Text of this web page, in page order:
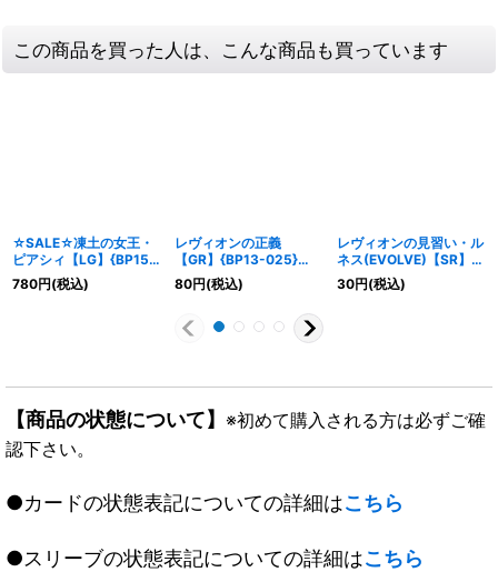
この商品を買った人は、こんな商品も買っています
☆SALE☆凍土の女王・
ピアシィ【LG】{BP15-
004}《エルフ》
780円(税込)
レヴィオンの正義
【GR】{BP13-025}
《ロイヤル》
80円(税込)
レヴィオンの見習い・ル
ネス(EVOLVE)【SR】
{BP13-027}《ロイヤ
ル》
30円(税込)
【商品の状態について】 ※初めて購入される方は必ずご確
認下さい。
●カードの状態表記についての詳細はこちら
●スリーブの状態表記についての詳細はこちら